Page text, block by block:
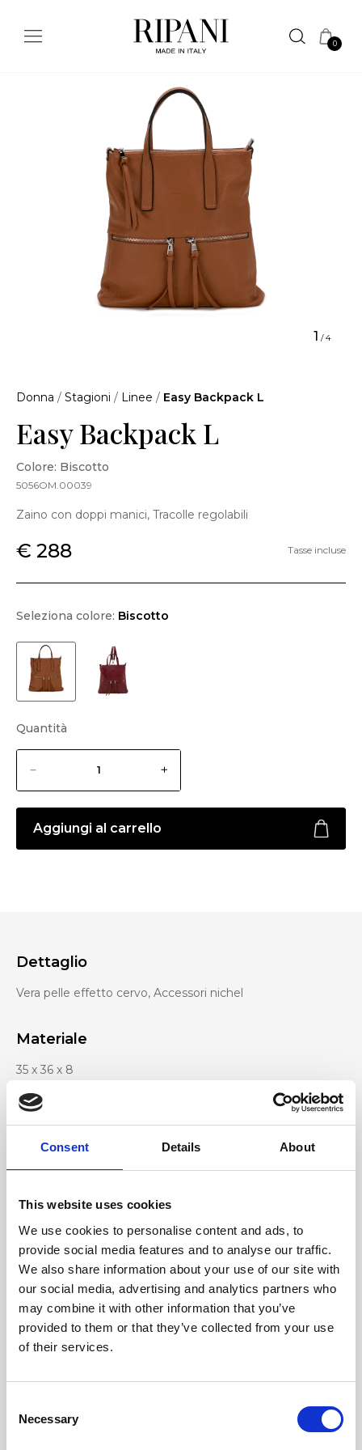
Consent Details About
This website uses cookies
We use cookies to personalise content and ads, to
provide social media features and to analyse our traffic.
We also share information about your use of our site with
our social media, advertising and analytics partners who
may combine it with other information that you’ve
provided to them or that they’ve collected from your use
of their services.
Selection
Necessary
0
1 /4
Donna / Stagioni / Linee / Easy Backpack L
Easy Backpack L
Colore: Biscotto
5056OM.00039
Zaino con doppi manici, Tracolle regolabili
€ 288 Tasse incluse
Seleziona colore: Biscotto
Quantità
Aggiungi al carrello
Dettaglio
Vera pelle effetto cervo, Accessori nichel
Materiale
35 x 36 x 8
Dimensione
cm (l x a x p) Easy Backpack L